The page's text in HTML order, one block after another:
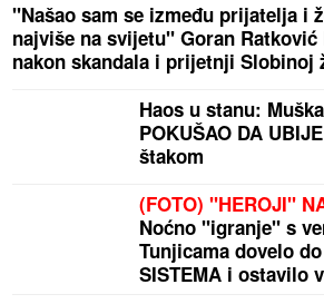
"Našao sam se između prijatelja i
najviše na svijetu" Goran Ratković
nakon skandala i prijetnji Slobinoj
Haos u stanu:
POKUŠAO DA
štakom
(FOTO) "HEROJI"
Noćno "igranje" s
Tunjicama dovelo
SISTEMA i ostavilo